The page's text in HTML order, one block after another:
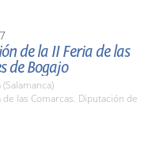
de la II Feria de las
de Bogajo
de las Comarcas. Diputación de